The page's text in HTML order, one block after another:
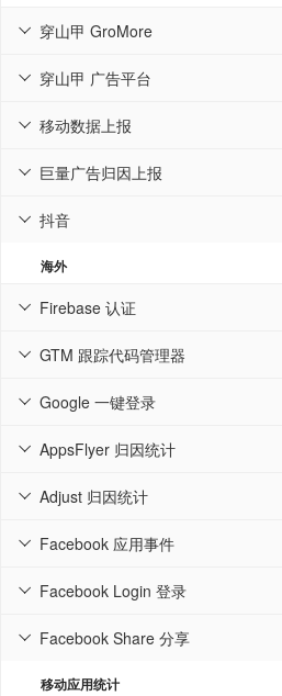
穿山甲 GroMore

穿山甲 广告平台

移动数据上报

巨量广告归因上报

抖音

海外
Firebase 认证

GTM 跟踪代码管理器

Google 一键登录

AppsFlyer 归因统计

Adjust 归因统计

Facebook 应用事件

Facebook Login 登录

Facebook Share 分享

移动应用统计